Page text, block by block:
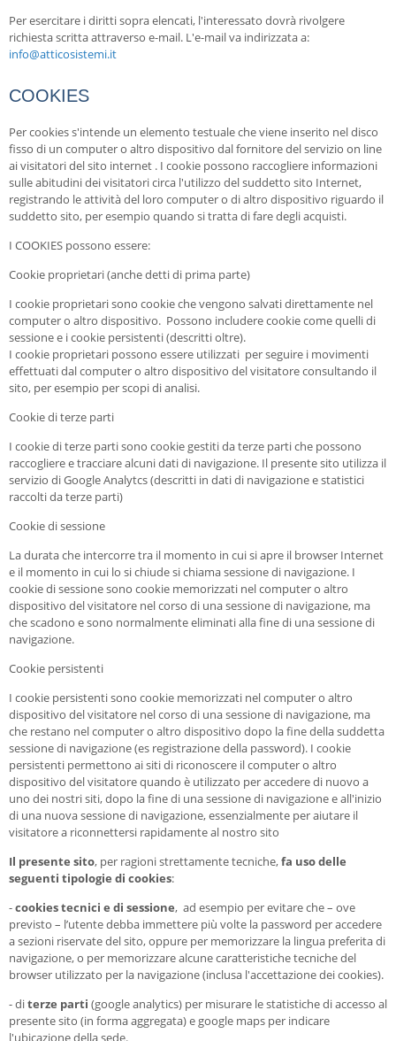
Per esercitare i diritti sopra elencati, l'interessato dovrà rivolgere
richiesta scritta attraverso e-mail. L'e-mail va indirizzata a:
info@atticosistemi.it
COOKIES
Per cookies s'intende un elemento testuale che viene inserito nel disco
fisso di un computer o altro dispositivo dal fornitore del servizio on line
ai visitatori del sito internet . I cookie possono raccogliere informazioni
sulle abitudini dei visitatori circa l'utilizzo del suddetto sito Internet,
registrando le attività del loro computer o di altro dispositivo riguardo il
suddetto sito, per esempio quando si tratta di fare degli acquisti.
I COOKIES possono essere:
Cookie proprietari (anche detti di prima parte)
I cookie proprietari sono cookie che vengono salvati direttamente nel
computer o altro dispositivo. Possono includere cookie come quelli di
sessione e i cookie persistenti (descritti oltre).
I cookie proprietari possono essere utilizzati per seguire i movimenti
effettuati dal computer o altro dispositivo del visitatore consultando il
sito, per esempio per scopi di analisi.
Cookie di terze parti
I cookie di terze parti sono cookie gestiti da terze parti che possono
raccogliere e tracciare alcuni dati di navigazione. Il presente sito utilizza il
servizio di Google Analytcs (descritti in dati di navigazione e statistici
raccolti da terze parti)
Cookie di sessione
La durata che intercorre tra il momento in cui si apre il browser Internet
e il momento in cui lo si chiude si chiama sessione di navigazione. I
cookie di sessione sono cookie memorizzati nel computer o altro
dispositivo del visitatore nel corso di una sessione di navigazione, ma
che scadono e sono normalmente eliminati alla fine di una sessione di
navigazione.
Cookie persistenti
I cookie persistenti sono cookie memorizzati nel computer o altro
dispositivo del visitatore nel corso di una sessione di navigazione, ma
che restano nel computer o altro dispositivo dopo la fine della suddetta
sessione di navigazione (es registrazione della password). I cookie
persistenti permettono ai siti di riconoscere il computer o altro
dispositivo del visitatore quando è utilizzato per accedere di nuovo a
uno dei nostri siti, dopo la fine di una sessione di navigazione e all'inizio
di una nuova sessione di navigazione, essenzialmente per aiutare il
visitatore a riconnettersi rapidamente al nostro sito
Il presente sito, per ragioni strettamente tecniche,fa uso delle
seguenti tipologie di cookies:
-cookies tecnici e di sessione, ad esempio per evitare che – ove
previsto – l’utente debba immettere più volte la password per accedere
a sezioni riservate del sito, oppure per memorizzare la lingua preferita di
navigazione, o per memorizzare alcune caratteristiche tecniche del
browser utilizzato per la navigazione (inclusa l'accettazione dei cookies).
- diterze parti (google analytics) per misurare le statistiche di accesso al
presente sito (in forma aggregata) e google maps per indicare
l'ubicazione della sede.